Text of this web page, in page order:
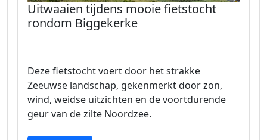
Uitwaaien tijdens mooie fietstocht
rondom Biggekerke
Deze fietstocht voert door het strakke
Zeeuwse landschap, gekenmerkt door zon,
wind, weidse uitzichten en de voortdurende
geur van de zilte Noordzee.